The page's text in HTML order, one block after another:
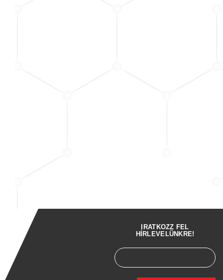
IRATKOZZ FEL
HÍRLEVELÜNKRE!